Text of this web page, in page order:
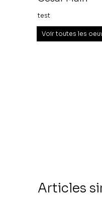
test
Voir toutes les
Articles